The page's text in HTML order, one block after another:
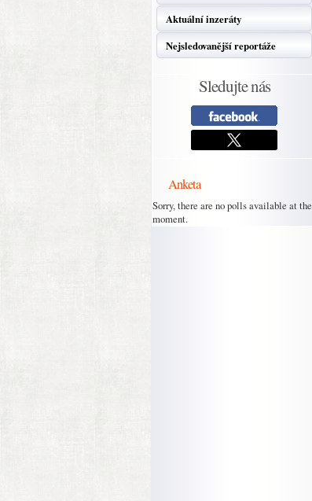
Aktuální inzeráty
Nejsledovanější reportáže
Sledujte nás
Anketa
Sorry, there are no polls available at the
moment.